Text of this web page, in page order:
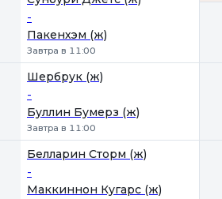
-
Пакенхэм (ж)
Завтра в 11:00
Шербрук (ж)
-
Буллин Бумерз (ж)
Завтра в 11:00
Белларин Сторм (ж)
-
Маккиннон Кугарс (ж)